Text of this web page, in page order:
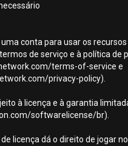
uma conta para usar os
de serviço e à política de
terms-of-service e
privacy-policy).
à licença e à garantia
softwarelicense/br).
licença dá o direito de jogar